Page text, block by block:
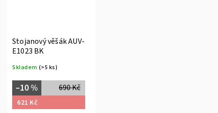
Stojanový věšák AUV-
E1023 BK
Skladem (>5 ks)
690 Kč
–10 %
621 Kč